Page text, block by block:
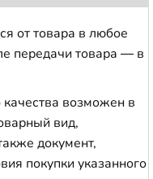
от товара в любое
передачи товара — в
возможен в
вид,
документ,
покупки указанного